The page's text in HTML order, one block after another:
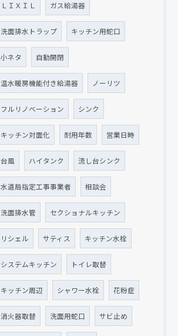
ＬＩＸＩＬ ガス給湯器
洗面排水トラップ キッチン用蛇口
小ネタ 自動開閉
温水暖房機能付き給湯器 ノーリツ
フルリノベーション シンク
キッチン対面化 耐用年数 営業日時
台風 ハイタンク 流し台シンク
水道局指定工事事業者 相談会
洗面排水管 セクショナルキッチン
リシェル サティス キッチン水栓
システムキッチン トイレ取替
キッチン周辺 シャワー水栓 花粉症
消火器取替 洗面用蛇口 サビ止め